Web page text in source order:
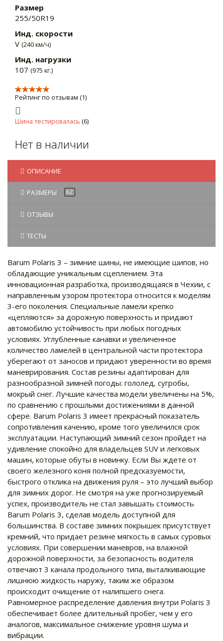
Размер
255/50R19
Инд. скорости
V (240 км/ч)
Инд. нагрузки
107 (975 кг.)
Рейтинг по отзывам (1)
Шина тестировалась (6)
Нет в наличии
ОПИСАНИЕ
РАЗМЕРЫ 62
ОТЗЫВЫ
ТЕСТЫ
Barum Polaris 3 – зимние шины, не имеющие шипов, но
обладающие уникальным сцеплением. Эта
инновационная разработка, производящаяся в Чехии, с
направленным узором протектора относится к моделям
3-его поколения. Специальные ламели крепко
«цепляются» за дорожную поверхность и придают
автомобилю устойчивость при любых погодных
условиях. Углубленные канавки и увеличенное
количество ламелей в центральной части протектора
уберегают от заносов и придают уверенности во время
маневрирования. Состав резины адаптирован для
разнообразной зимней погоды: гололед, сугробы,
мокрый снег. Лучшие качества модели увеличены на 5%,
по сравнению с прошлыми достижениями в данной
сфере. Barum Polaris 3 имеет прекрасный показатель
сопротивления качению, кроме того увеличился срок
эксплуатации. Наступающий зимний сезон пройдет на
удивление спокойно для владельцев SUV и легковых
машин, которые обуты в новинку. Если Вы ждете от
своего железного коня полной предсказуемости,
быстрого отклика на движения руля – это лучший выбор
для зимних дорог. Не смотря на уже прогнозируемый
успех, производитель не стал завышать стоимость
Barum Polaris 3, сделав модель доступной для
большинства. В составе зимних покрышек присутствует
кремний, что придает резине мягкость в самых суровых
условиях. При совершении маневров, на влажной
дорожной поверхности, за безопасность водителя
отвечают 3 канала продольного типа, выталкивающие
лишнюю жидкость наружу, таким же образом
происходит очищение от налипшего снега.
Равномерное распределение давления внутри Polaris 3
обеспечивает более длительный пробег, чем у его
аналогов, максимальное снижение уровня шума и
вибрации.